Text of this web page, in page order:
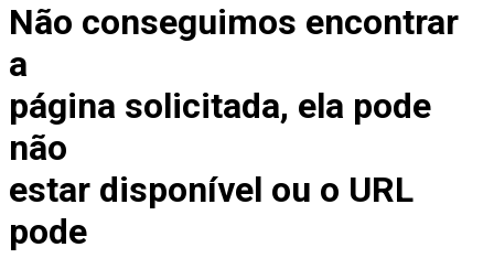
Não conseguimos encontrar
a
página solicitada, ela pode
não
estar disponível ou o URL
pode